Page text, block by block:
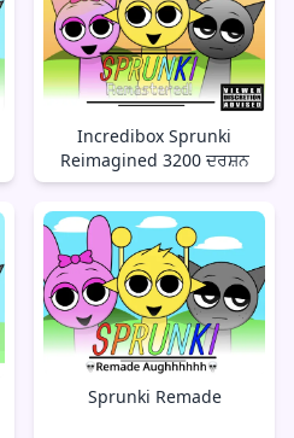
Incredibox Sprunki
Reimagined 3200 ਦਰਸ਼ਨ
Sprunki Remade